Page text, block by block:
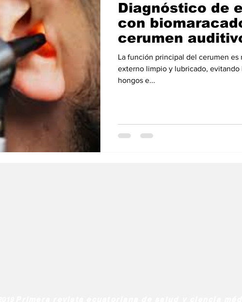
Endocrinología Actualidad especial
especial Consulta Externa especial
Salud Mental especial
la diabetes dia mundial de la hipertension
Diagnóstico de
con
cerumen
La función principal del cerumen
externo limpio y lubricado, evitando
hongos e...